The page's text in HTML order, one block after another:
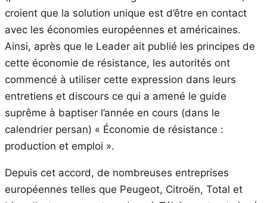
croient que la solution unique est d’être en contact
avec les économies européennes et américaines.
Ainsi, après que le Leader ait publié les principes de
cette économie de résistance, les autorités ont
commencé à utiliser cette expression dans leurs
entretiens et discours ce qui a amené le guide
suprême à baptiser l’année en cours (dans le
calendrier persan) « Économie de résistance :
production et emploi ».
Depuis cet accord, de nombreuses entreprises
européennes telles que Peugeot, Citroën, Total et